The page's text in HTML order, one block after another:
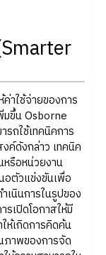
าใช้จ่ายของการ
ขึ้น Osborne
รถใช้เทคนิคการ
ค์ดังกล่าว เทคนิค
หรือหน่วยงาน
อตัวแข่งขันเพื่อ
นินการในรูปของ
เปิดโอกาสให้มี
ห้เกิดการคิดค้น
ภาพของการจัด